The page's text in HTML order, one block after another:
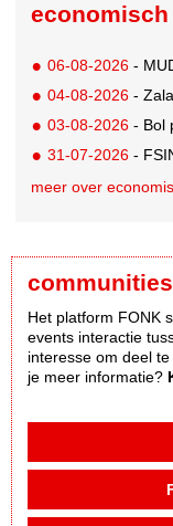
economisch
06-08-2026 -
04-08-2026 -
03-08-2026 - Bol
31-07-2026 - FSIN
meer over
Het platform FONK
events interactie
interesse om deel
je meer informatie?